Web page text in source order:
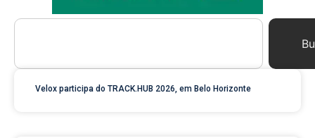
Velox participa do TRACK.HUB 2026, em Belo Horizonte